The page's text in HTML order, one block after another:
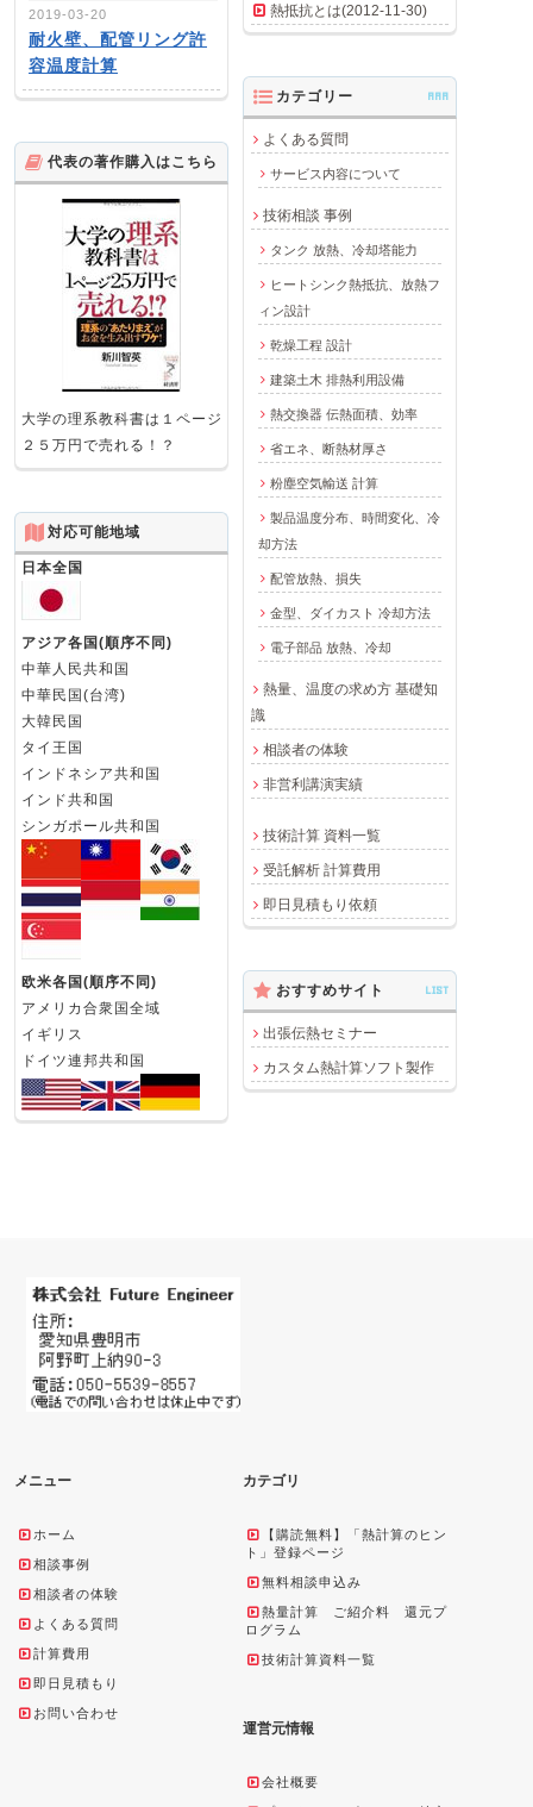
2019-03-20
耐火壁、配管リング許
容温度計算
熱抵抗とは(2012-11-30)
カテゴリー AAA
よくある質問
サービス内容について
技術相談 事例
タンク 放熱、冷却塔能力
ヒートシンク熱抵抗、放熱フ
ィン設計
乾燥工程 設計
建築土木 排熱利用設備
熱交換器 伝熱面積、効率
省エネ、断熱材厚さ
粉塵空気輸送 計算
製品温度分布、時間変化、冷
却方法
配管放熱、損失
金型、ダイカスト 冷却方法
電子部品 放熱、冷却
熱量、温度の求め方 基礎知
識
相談者の体験
非営利講演実績
技術計算 資料一覧
受託解析 計算費用
即日見積もり依頼
代表の著作購入はこちら
大学の理系教科書は１ページ
２５万円で売れる！？
対応可能地域
日本全国
アジア各国(順序不同)
中華人民共和国
中華民国(台湾)
大韓民国
タイ王国
インドネシア共和国
インド共和国
シンガポール共和国
欧米各国(順序不同)
アメリカ合衆国全域
イギリス
ドイツ連邦共和国
おすすめサイト LIST
出張伝熱セミナー
カスタム熱計算ソフト製作
メニュー
ホーム
相談事例
相談者の体験
よくある質問
計算費用
即日見積もり
お問い合わせ
カテゴリ
【購読無料】「熱計算のヒン
ト」登録ページ
無料相談申込み
熱量計算 ご紹介料 還元プ
ログラム
技術計算資料一覧
運営元情報
会社概要